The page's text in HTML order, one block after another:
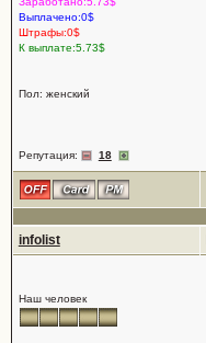
Выплачено:0$
Штрафы:0$
К выплате:5.73$
Пол: женский
Репутация: 18
infolist
Наш человек